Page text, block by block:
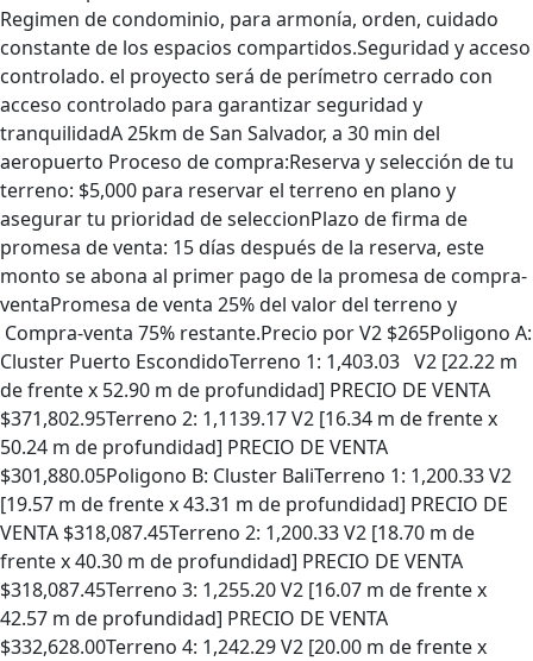
Regimen de condominio, para armonía, orden, cuidado
constante de los espacios compartidos.Seguridad y acceso
controlado. el proyecto será de perímetro cerrado con
acceso controlado para garantizar seguridad y
tranquilidadA 25km de San Salvador, a 30 min del
aeropuerto Proceso de compra:Reserva y selección de tu
terreno: $5,000 para reservar el terreno en plano y
asegurar tu prioridad de seleccionPlazo de firma de
promesa de venta: 15 días después de la reserva, este
monto se abona al primer pago de la promesa de compra-
ventaPromesa de venta 25% del valor del terreno y
Compra-venta 75% restante.Precio por V2 $265Poligono A:
Cluster Puerto EscondidoTerreno 1: 1,403.03 V2 [22.22 m
de frente x 52.90 m de profundidad] PRECIO DE VENTA
$371,802.95Terreno 2: 1,1139.17 V2 [16.34 m de frente x
50.24 m de profundidad] PRECIO DE VENTA
$301,880.05Poligono B: Cluster BaliTerreno 1: 1,200.33 V2
[19.57 m de frente x 43.31 m de profundidad] PRECIO DE
VENTA $318,087.45Terreno 2: 1,200.33 V2 [18.70 m de
frente x 40.30 m de profundidad] PRECIO DE VENTA
$318,087.45Terreno 3: 1,255.20 V2 [16.07 m de frente x
42.57 m de profundidad] PRECIO DE VENTA
$332,628.00Terreno 4: 1,242.29 V2 [20.00 m de frente x